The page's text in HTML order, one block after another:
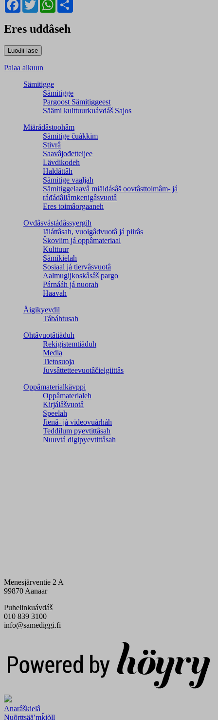
Eres uđđâseh
Palaa alkuun
Sämitigge
Sämitigge
Pargoost Sämitiggeest
Säämi kulttuurkuávdáš Sajos
Miärádâstoohâm
Sämitige čuákkim
Stivrâ
Saavâjođetteijee
Lävdikodeh
Haldâttâh
Sämitige vaaljah
Sämitiggelaavâ miäldásâš oovtâsttoimâm- já
ráđádâllâmkenigâsvuotâ
Eres toimâorgaaneh
Ovdâsvástádâssyergih
Iäláttâsah, vuoigâdvuotâ já piirâs
Škovlim já oppâmateriaal
Kulttuur
Sämikielah
Sosiaal já tiervâsvuotâ
Aalmugijkoskâsâš pargo
Párnááh já nuorah
Haavah
Äigikyevdil
Tábáhtusah
Ohtâvuotâtiäđuh
Rekigistemtiäđuh
Media
Tietosuoja
Juvsâttetteevuotâčielgiittâs
Oppâmaterialkävppi
Oppâmaterialeh
Kirjálâšvuotâ
Speelah
Jienâ- já videovuárháh
Teddilum pyevtittâsah
Nuuvtá digipyevtittâsah
Menesjärventie 2 A
99870 Aanaar
Puhelinkuávdáš
010 839 3100
info@samediggi.fi
Anarâškielâ
Nuõrttsääʹmǩiõll